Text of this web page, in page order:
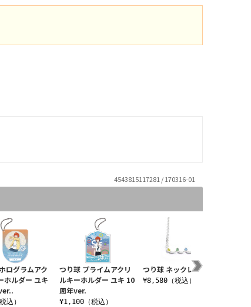
4543815117281 / 170316-01
ログラムアク
ホルダー ユキ
込）
つり球 プライムアクリ
ルキーホルダー ユキ 10
周年ver.
¥1,100（税込）
つり球 ネックレス
¥8,580（税込）